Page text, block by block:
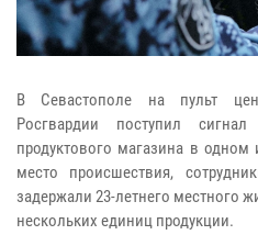
В Севастополе на пульт
Росгвардии поступил
продуктового магазина в
место происшествия,
задержали 23-летнего местного
нескольких единиц продукции.